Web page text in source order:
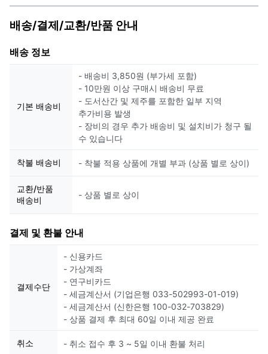
배송/결제/교환/반품 안내
배송 정보
기본 배송비
- 배송비 3,850원 (부가세 포함)
- 10만원 이상 구매시 배송비 무료
- 도서산간 및 제주를 포함한 일부 지역
추가비용 발생
- 장비의 경우 추가 배송비 및 설치비가 청구 될
수 있습니다
착불 배송비 - 착불 적용 상품에 개별 부과 (상품 별로 상이)
교환/반품
배송비
- 상품 별로 상이
결제 및 환불 안내
결제수단
- 신용카드
- 가상계좌
- 연구비카드
- 세금계산서 (기업은행 033-502993-01-019)
- 세금계산서 (신한은행 100-032-703829)
- 상품 결제 후 최대 60일 이내 제공 완료
취소 - 취소 접수 후 3 ~ 5일 이내 환불 처리